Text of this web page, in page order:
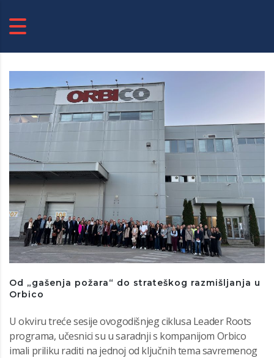
Od „gašenja požara“ do strateškog razmišljanja u
Orbico
U okviru treće sesije ovogodišnjeg ciklusa Leader Roots
programa, učesnici su u saradnji s kompanijom Orbico
imali priliku raditi na jednoj od ključnih tema savremenog